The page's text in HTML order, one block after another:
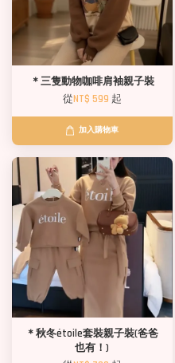
＊三隻動物咖啡肩袖親子裝
從NT$ 599 起
加入購物車
＊秋冬étoile套裝親子裝(爸爸
也有！)